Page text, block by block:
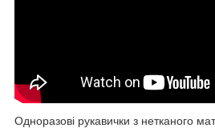
Одноразові рукавички з нетканого